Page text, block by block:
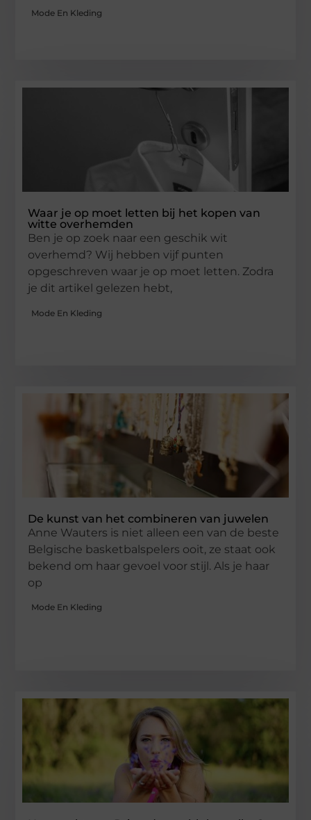
Mode En Kleding
Waar je op moet letten bij het kopen van
witte overhemden
Ben je op zoek naar een geschik wit
overhemd? Wij hebben vijf punten
opgeschreven waar je op moet letten. Zodra
je dit artikel gelezen hebt,
Mode En Kleding
De kunst van het combineren van juwelen
Anne Wauters is niet alleen een van de beste
Belgische basketbalspelers ooit, ze staat ook
bekend om haar gevoel voor stijl. Als je haar
op
Mode En Kleding